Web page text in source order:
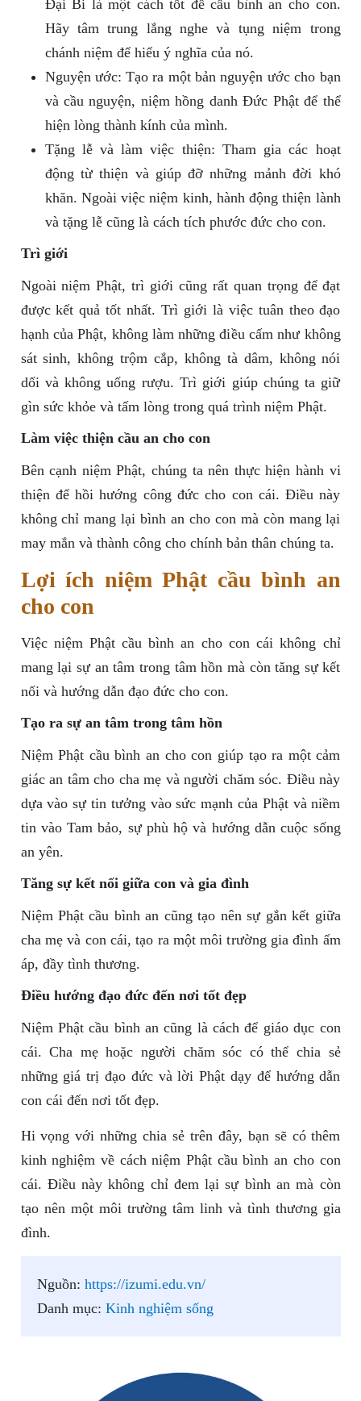
Đại Bi là một cách tốt để cầu bình an cho con.
Hãy tâm trung lắng nghe và tụng niệm trong
chánh niệm để hiểu ý nghĩa của nó.
Nguyện ước: Tạo ra một bản nguyện ước cho bạn
và cầu nguyện, niệm hồng danh Đức Phật để thể
hiện lòng thành kính của mình.
Tặng lễ và làm việc thiện: Tham gia các hoạt
động từ thiện và giúp đỡ những mảnh đời khó
khăn. Ngoài việc niệm kinh, hành động thiện lành
và tặng lễ cũng là cách tích phước đức cho con.
Trì giới
Ngoài niệm Phật, trì giới cũng rất quan trọng để đạt
được kết quả tốt nhất. Trì giới là việc tuân theo đạo
hạnh của Phật, không làm những điều cấm như không
sát sinh, không trộm cắp, không tà dâm, không nói
dối và không uống rượu. Trì giới giúp chúng ta giữ
gìn sức khỏe và tấm lòng trong quá trình niệm Phật.
Làm việc thiện cầu an cho con
Bên cạnh niệm Phật, chúng ta nên thực hiện hành vi
thiện để hồi hướng công đức cho con cái. Điều này
không chỉ mang lại bình an cho con mà còn mang lại
may mắn và thành công cho chính bản thân chúng ta.
Lợi ích niệm Phật cầu bình an
cho con
Việc niệm Phật cầu bình an cho con cái không chỉ
mang lại sự an tâm trong tâm hồn mà còn tăng sự kết
nối và hướng dẫn đạo đức cho con.
Tạo ra sự an tâm trong tâm hồn
Niệm Phật cầu bình an cho con giúp tạo ra một cảm
giác an tâm cho cha mẹ và người chăm sóc. Điều này
dựa vào sự tin tưởng vào sức mạnh của Phật và niềm
tin vào Tam bảo, sự phù hộ và hướng dẫn cuộc sống
an yên.
Tăng sự kết nối giữa con và gia đình
Niệm Phật cầu bình an cũng tạo nên sự gắn kết giữa
cha mẹ và con cái, tạo ra một môi trường gia đình ấm
áp, đầy tình thương.
Điều hướng đạo đức đến nơi tốt đẹp
Niệm Phật cầu bình an cũng là cách để giáo dục con
cái. Cha mẹ hoặc người chăm sóc có thể chia sẻ
những giá trị đạo đức và lời Phật dạy để hướng dẫn
con cái đến nơi tốt đẹp.
Hi vọng với những chia sẻ trên đây, bạn sẽ có thêm
kinh nghiệm về cách niệm Phật cầu bình an cho con
cái. Điều này không chỉ đem lại sự bình an mà còn
tạo nên một môi trường tâm linh và tình thương gia
đình.
Nguồn: https://izumi.edu.vn/
Danh mục: Kinh nghiệm sống